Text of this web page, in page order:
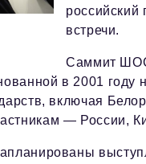
российский
встречи.
Саммит
в 2001
включая
— России,